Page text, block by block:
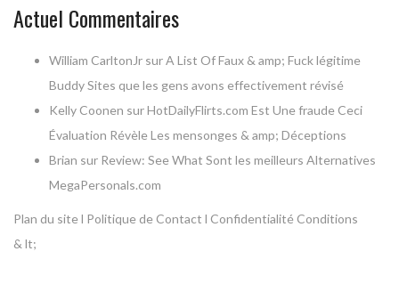
Actuel Commentaires
William CarltonJr sur A List Of Faux & amp; Fuck légitime
Buddy Sites que les gens avons effectivement révisé
Kelly Coonen sur HotDailyFlirts.com Est Une fraude Ceci
Évaluation Révèle Les mensonges & amp; Déceptions
Brian sur Review: See What Sont les meilleurs Alternatives
MegaPersonals.com
Plan du site l Politique de Contact l Confidentialité Conditions
& lt;